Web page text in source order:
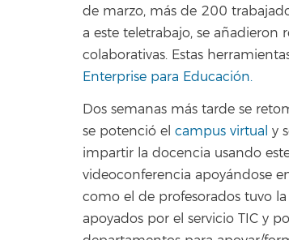
de marzo, más de 200
a este teletrabajo, se
colaborativas. Estas
Enterprise para Educación.
Dos semanas más tarde se
se potenció el campus virtual y
impartir la docencia usando
videoconferencia apoyándose
como el de profesorados tuvo
apoyados por el servicio TIC y